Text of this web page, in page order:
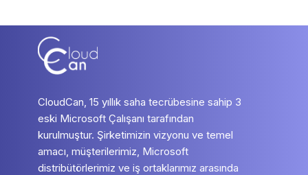
CloudCan, 15 yıllık saha tecrübesine sahip 3
eski Microsoft Çalışanı tarafından
kurulmuştur. Şirketimizin vizyonu ve temel
amacı, müşterilerimiz, Microsoft
distribütörlerimiz ve iş ortaklarımız arasında